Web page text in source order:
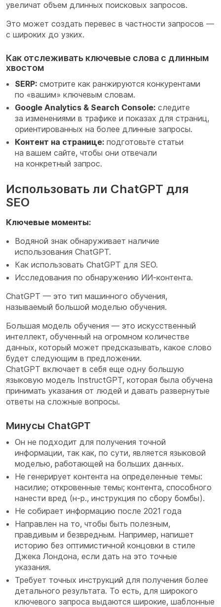
увеличат объем длинных поисковых запросов.
Это может создать перевес в частности запросов —
с широких до узких.
Как отслеживать ключевые слова с длинным
хвостом
SERP: смотрите как ранжируются конкурентами
по «вашим» ключевым словам.
Google Analytics & Search Console: следите
за изменениями в трафике и показах для страниц,
ориентированных на более длинные запросы.
Контент на странице: подготовьте статьи
на вашем сайте, чтобы они отвечали
на конкретный запрос.
Использовать ли ChatGPT для
SEO
Ключевые моменты:
Водяной знак обнаруживает наличие
использования ChatGPT.
Как использовать ChatGPT для SEO.
Исследования по обнаружению ИИ-контента.
ChatGPT — это тип машинного обучения,
называемый большой моделью обучения.
Большая модель обучения — это искусственный
интеллект, обученный на огромном количестве
данных, который может предсказывать, какое слово
будет следующим в предложении.
ChatGPT включает в себя еще одну большую
языковую модель InstructGPT, которая была обучена
принимать указания от людей и давать развернутые
ответы на сложные вопросы.
Минусы ChatGPT
Он не подходит для получения точной
информации, так как, по сути, является языковой
моделью, работающей на больших данных.
Не генерирует контента на определенные темы:
насилие; откровенные темы; контента, способного
нанести вред (н-р., инструкция по сбору бомбы).
Не собирает информацию после 2021 года
Направлен на то, чтобы быть полезным,
правдивым и безвредным. Например, напишет
историю без оптимистичной концовки в стиле
Джека Лондона, если дать на это точные
указания.
Требует точных инструкций для получения более
детального результата. То есть, для широкого
ключевого запроса выдаются широкие, шаблонные